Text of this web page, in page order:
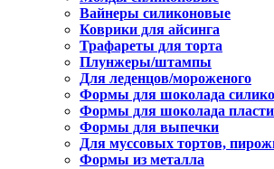
Вайнеры силиконовые
Коврики для айсинга
Трафареты для торта
Плунжеры/штампы
Для леденцов/мороженого
Формы для шоколада
Формы для шоколада
Формы для выпечки
Для муссовых тортов,
Формы из металла